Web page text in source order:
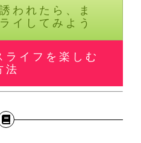
われたら、ま
イしてみよう
ライフを楽しむ
法